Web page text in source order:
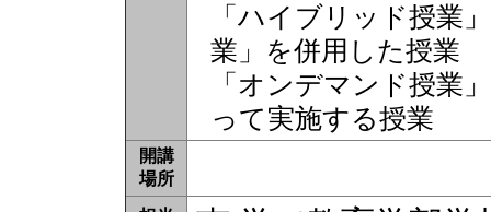
「ハイブリッド授業
業」を併用した授業
「オンデマンド授業
って実施する授業
開講
場所